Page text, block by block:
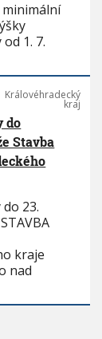
minimální
1. 7.
Královéhradecký
kraj
do
Stavba
23.
kraje
nad